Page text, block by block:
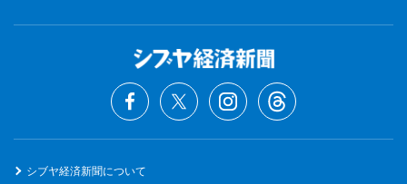
シブヤ経済新聞について